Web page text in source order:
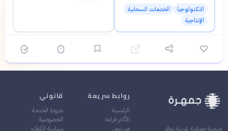
التكنولوجيا
الخدمات السحابية
الإنتاجية
منصة معرفية عربية توفر
روابط سريعة
الرئيسية
الأكثر قراءة
من نحن
قانوني
شروط الخدمة
الخصوصية
سياسة الكوكيز